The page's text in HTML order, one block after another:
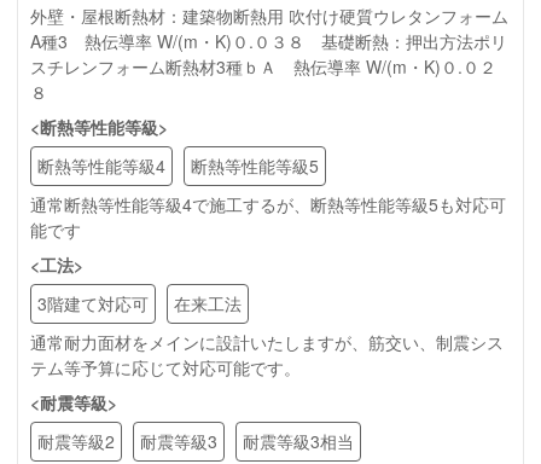
外壁・屋根断熱材：建築物断熱用 吹付け硬質ウレタンフォーム
A種3 熱伝導率 W/(m・K)０.０３８ 基礎断熱：押出方法ポリ
スチレンフォーム断熱材3種ｂＡ 熱伝導率 W/(m・K)０.０２
８
<断熱等性能等級>
断熱等性能等級4
断熱等性能等級5
通常断熱等性能等級4で施工するが、断熱等性能等級5も対応可
能です
<工法>
3階建て対応可
在来工法
通常耐力面材をメインに設計いたしますが、筋交い、制震シス
テム等予算に応じて対応可能です。
<耐震等級>
耐震等級2
耐震等級3
耐震等級3相当